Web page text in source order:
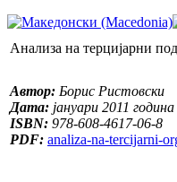
Анализа на терцијарни
Автор: Борис Ристовски
Дата: јануари 2011 година
ISBN: 978-608-4617-06-8
PDF: analiza-na-tercijarni-